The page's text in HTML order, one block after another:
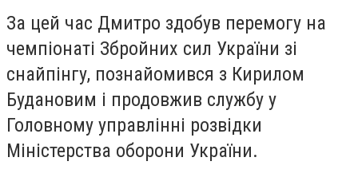
За цей час Дмитро здобув перемогу на
чемпіонаті Збройних сил України зі
снайпінгу, познайомився з Кирилом
Будановим і продовжив службу у
Головному управлінні розвідки
Міністерства оборони України.